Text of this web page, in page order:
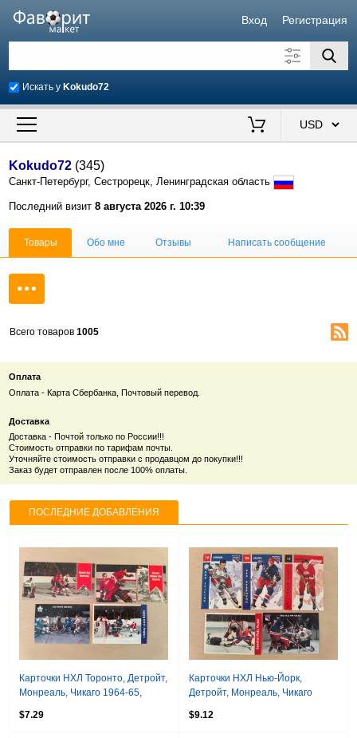
Вход Регистрация
Искать у Kokudo72
Искать также в описании
Kokudo72 (345)
Санкт-Петербург, Сестрорецк, Ленинградская область
Последний визит8 августа 2026 г. 10:39
Товары Обо мне Отзывы Написать сообщение
Всего товаров 1005
Оплата
Оплата - Карта Сбербанка, Почтовый перевод.
Доставка
Доставка - Почтой только по России!!!
Стоимость отправки по тарифам почты.
Уточняйте стоимость отправки с продавцом до покупки!!!
Заказ будет отправлен после 100% оплаты.
ПОСЛЕДНИЕ ДОБАВЛЕНИЯ
Карточки НХЛ Торонто, Детройт,
Монреаль, Чикаго 1964-65,
$7.29
Карточки НХЛ Нью-Йорк,
Детройт, Монреаль, Чикаго
$9.12